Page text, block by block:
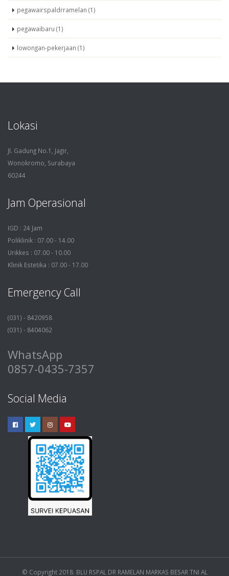
pegawairspaldrramelan (1)
pegawaibaru (1)
lowongan-pekerjaan (1)
Lokasi
Jl. Gadung No.1, Jagir,
Wonokromo, Surabaya
60244
Jam Operasional
IGD : 24 Jam
Poliklinik : 07.00 - 14.00
Urikkes : 07.00 - 10.00
Klinik Estetika : 07.00 - 17.00
Emergency Call
(031) - 8420958
(031) - 8404062
WhatsApp
0857-0435-7357
Social Media
© Copyright 2018. BLU RSPAL DR RAMELAN MARKAS BESAR TNI AL